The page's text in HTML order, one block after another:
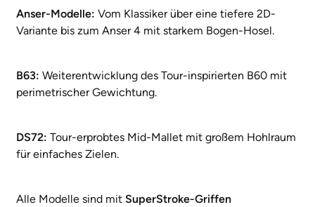
Anser-Modelle: Vom Klassiker über eine tiefere 2D-
Variante bis zum Anser 4 mit starkem Bogen-Hosel.
B63: Weiterentwicklung des Tour-inspirierten B60 mit
perimetrischer Gewichtung.
DS72: Tour-erprobtes Mid-Mallet mit großem Hohlraum
für einfaches Zielen.
Alle Modelle sind mit SuperStroke-Griffen